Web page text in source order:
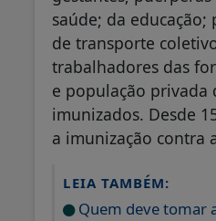
saúde; da
de transporte
trabalhadores das
e população privada
imunizados. Desde
a imunização contra
LEIA TAMBÉM:
Quem deve tomar